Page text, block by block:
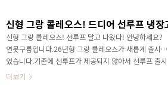
자의 피드백을 반영했네요! 함께 공개된 아웃도어 버전
인 #에스카파드 는 캠핑용도로 최적화된 대용량 루프박
스와 냉장고를 선택할 수 있습니다. 신형 그랑 콜레오스
아웃도어 루프박스&냉장고 세부제원 공개! 페티병 433
개가 들어간다! &nbsp;&nbsp;"> 실물은 사진 보다 더
멋진데, 화이트 색상에 블랙에 더해지면서 확실..
신형 그랑 콜레오스! 선루프 달고 나왔다! 안녕하세요?
연못구름입니다.26년형 그랑 콜레오스가 새롭게 출시되
었습니다.기존에 선루프가 제공되지 않아서 선루프 출시
를 원하신 분들이 많았는데, 드디어 선루프를 장착할 수
더보기